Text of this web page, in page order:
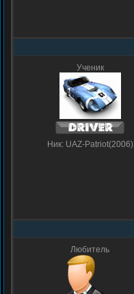
Ученик
Ник: UAZ-Patriot(2006)
Любитель